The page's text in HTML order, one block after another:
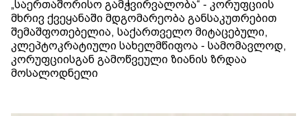
„საერთაშორისო გამჭვირვალობა“ - კორუფციის
მხრივ ქვეყანაში მდგომარეობა განსაკუთრებით
შემაშფოთებელია, საქართველო მიტაცებული,
კლეპტოკრატიული სახელმწიფოა - სამომავლოდ,
კორუფციისგან გამოწვეული ზიანის ზრდაა
მოსალოდნელი